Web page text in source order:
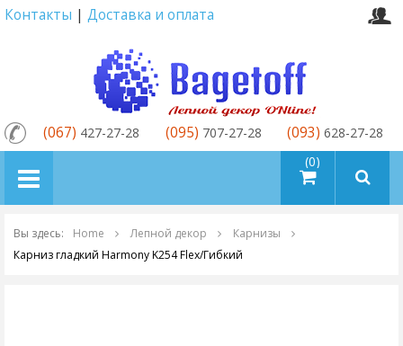
Контакты | Доставка и оплата
товаров (0)
(067) 427-27-28 (095) 707-27-28 (093) 628-27-28
Вы здесь: Home Лепной декор
Карнизы
Карниз гладкий Harmony K254 Flex/Гибкий